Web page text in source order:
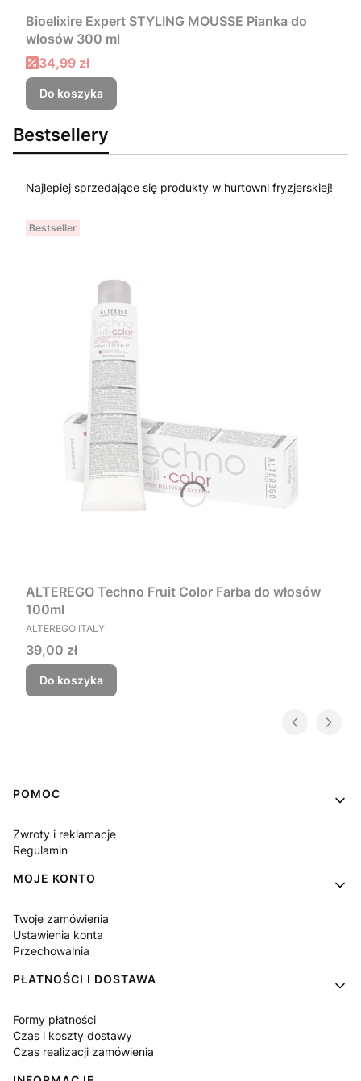
Bioelixire Expert STYLING MOUSSE Pianka do
włosów 300 ml
Cena promocyjna
34,99 zł
Do koszyka
Bestsellery
Najlepiej sprzedające się produkty w hurtowni fryzjerskiej!
Bestseller
ALTEREGO Techno Fruit Color Farba do włosów
100ml
PRODUCENT
ALTEREGO ITALY
Cena
39,00 zł
Do koszyka
Linki w stopce
POMOC
Zwroty i reklamacje
Regulamin
MOJE KONTO
Twoje zamówienia
Ustawienia konta
Przechowalnia
PŁATNOŚCI I DOSTAWA
Formy płatności
Czas i koszty dostawy
Czas realizacji zamówienia